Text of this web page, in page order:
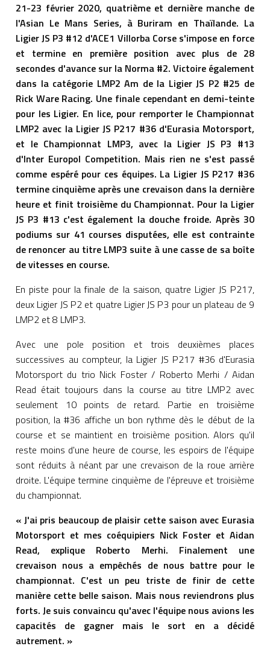
21-23 février 2020, quatrième et dernière manche de
l'Asian Le Mans Series, à Buriram en Thaïlande. La
Ligier JS P3 #12 d'ACE1 Villorba Corse s'impose en force
et termine en première position avec plus de 28
secondes d'avance sur la Norma #2. Victoire également
dans la catégorie LMP2 Am de la Ligier JS P2 #25 de
Rick Ware Racing. Une finale cependant en demi-teinte
pour les Ligier. En lice, pour remporter le Championnat
LMP2 avec la Ligier JS P217 #36 d'Eurasia Motorsport,
et le Championnat LMP3, avec la Ligier JS P3 #13
d'Inter Europol Competition. Mais rien ne s'est passé
comme espéré pour ces équipes. La Ligier JS P217 #36
termine cinquième après une crevaison dans la dernière
heure et finit troisième du Championnat. Pour la Ligier
JS P3 #13 c'est également la douche froide. Après 30
podiums sur 41 courses disputées, elle est contrainte
de renoncer au titre LMP3 suite à une casse de sa boîte
de vitesses en course.
En piste pour la finale de la saison, quatre Ligier JS P217,
deux Ligier JS P2 et quatre Ligier JS P3 pour un plateau de 9
LMP2 et 8 LMP3.
Avec une pole position et trois deuxièmes places
successives au compteur, la Ligier JS P217 #36 d'Eurasia
Motorsport du trio Nick Foster / Roberto Merhi / Aidan
Read était toujours dans la course au titre LMP2 avec
seulement 10 points de retard. Partie en troisième
position, la #36 affiche un bon rythme dès le début de la
course et se maintient en troisième position. Alors qu'il
reste moins d'une heure de course, les espoirs de l'équipe
sont réduits à néant par une crevaison de la roue arrière
droite. L'équipe termine cinquième de l'épreuve et troisième
du championnat.
« J'ai pris beaucoup de plaisir cette saison avec Eurasia
Motorsport et mes coéquipiers Nick Foster et Aidan
Read, explique Roberto Merhi. Finalement une
crevaison nous a empêchés de nous battre pour le
championnat. C'est un peu triste de finir de cette
manière cette belle saison. Mais nous reviendrons plus
forts. Je suis convaincu qu'avec l'équipe nous avions les
capacités de gagner mais le sort en a décidé
autrement. »